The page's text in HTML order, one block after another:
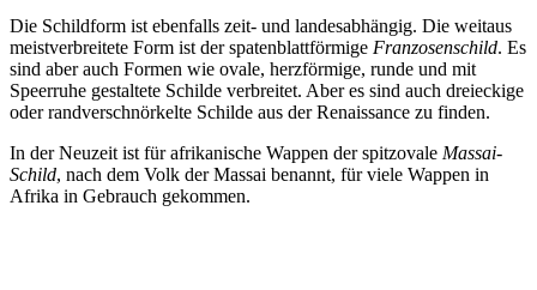
Die Schildform ist ebenfalls zeit- und landesabhängig. Die weitaus
meistverbreitete Form ist der spatenblattförmige Franzosenschild. Es
sind aber auch Formen wie ovale, herzförmige, runde und mit
Speerruhe gestaltete Schilde verbreitet. Aber es sind auch dreieckige
oder randverschnörkelte Schilde aus der Renaissance zu finden.
In der Neuzeit ist für afrikanische Wappen der spitzovale Massai-
Schild, nach dem Volk der Massai benannt, für viele Wappen in
Afrika in Gebrauch gekommen.